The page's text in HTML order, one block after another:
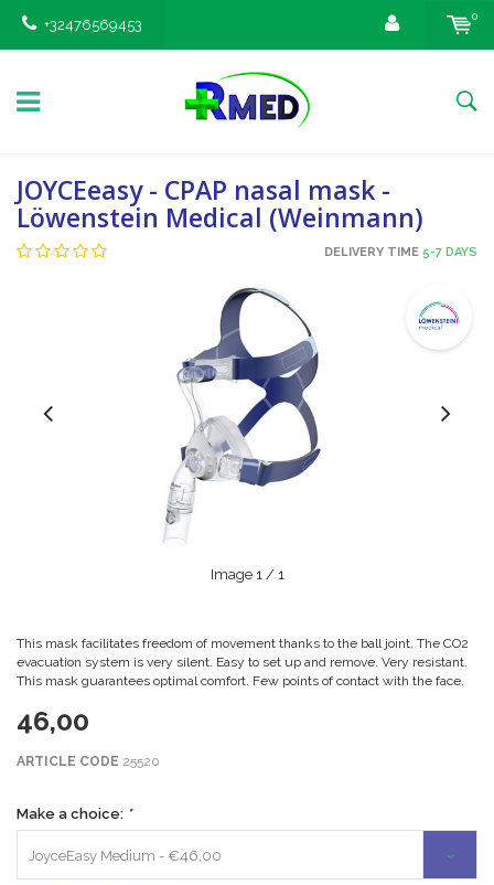
+32476569453
0
JOYCEeasy - CPAP nasal mask -
Löwenstein Medical (Weinmann)
DELIVERY TIME 5-7 DAYS
Image 1/ 1
This mask facilitates freedom of movement thanks to the ball joint. The CO2
evacuation system is very silent. Easy to set up and remove. Very resistant.
This mask guarantees optimal comfort. Few points of contact with the face.
46,00
ARTICLE CODE 25520
Make a choice: *
JoyceEasy Medium - €46,00